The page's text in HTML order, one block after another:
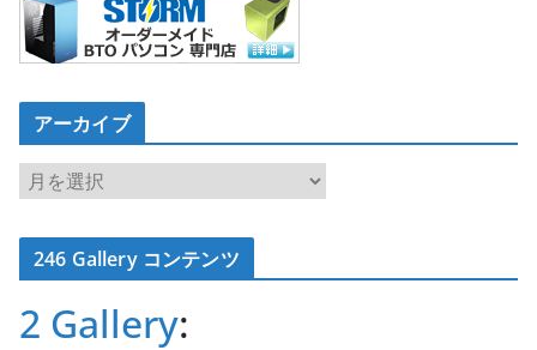
アーカイブ
ア
ー
カ
イ246 Gallery コンテンツ
2 Gallery: